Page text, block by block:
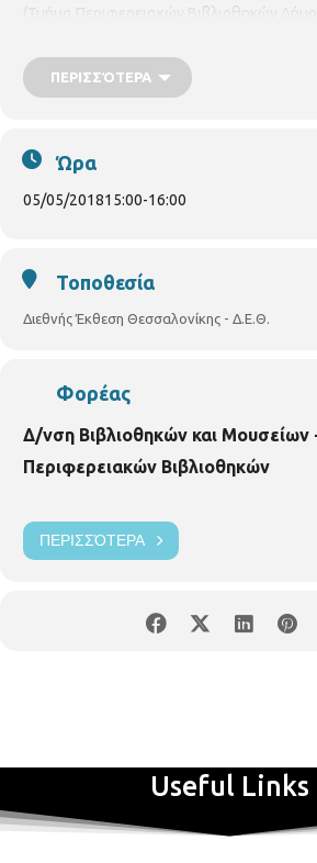
(Τμήμα Περιφερειακών Βιβλιοθηκών
της Παιδικής Γωνιάςτης ΔΕΒ στις
HELEXPO και εντάσσεται στο πλαίσιο
ΠΕΡΙΣΣΌΤΕΡΑ
Ώρα
05/05/201815:00-16:00
Τοποθεσία
Διεθνής Έκθεση Θεσσαλονίκης - Δ.Ε.Θ.
Φορέας
Δ/νση Βιβλιοθηκών και Μουσείων
Περιφερειακών Βιβλιοθηκών
ΠΕΡΙΣΣΌΤΕΡΑ
Useful Links